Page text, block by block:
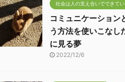
社会は人の支え合いでできてい
コミュニケーション
う方法を使いこなし
に見る夢
2022/12/6